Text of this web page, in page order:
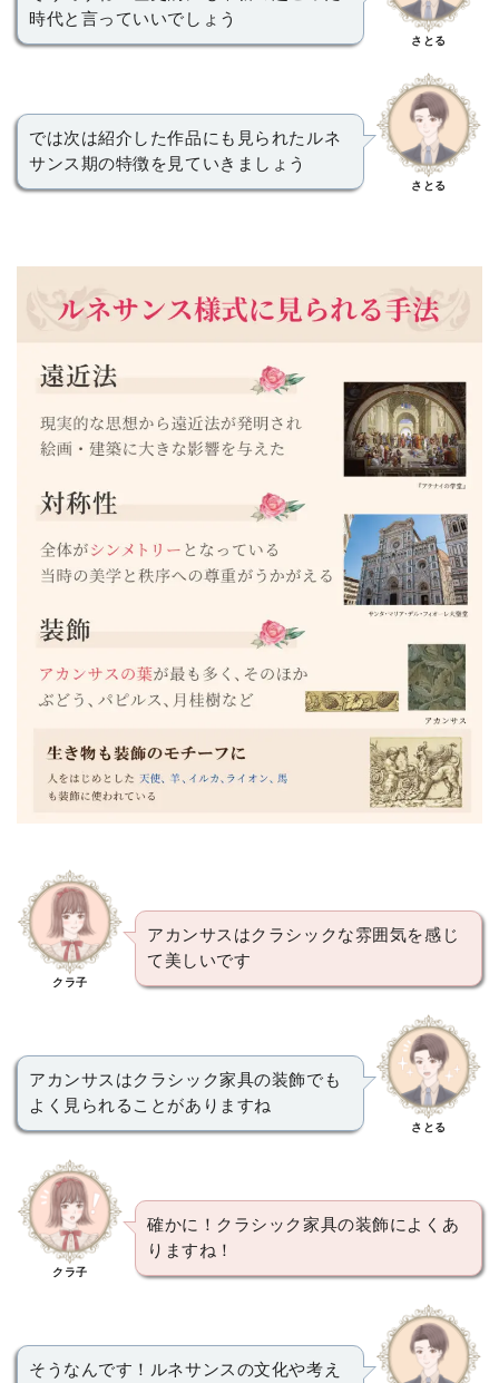
時代と言っていいでしょう
さとる
では次は紹介した作品にも見られたルネ
サンス期の特徴を見ていきましょう
さとる
クラ子
アカンサスはクラシックな雰囲気を感じ
て美しいです
アカンサスはクラシック家具の装飾でも
よく見られることがありますね
さとる
クラ子
確かに！クラシック家具の装飾によくあ
りますね！
そうなんです！ルネサンスの文化や考え